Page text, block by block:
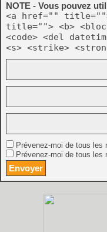
NOTE - Vous pouvez
<a href=""
title=""> <b>
<code> <del
<s> <strike>
Prévenez-moi de tous les
Prévenez-moi de tous les